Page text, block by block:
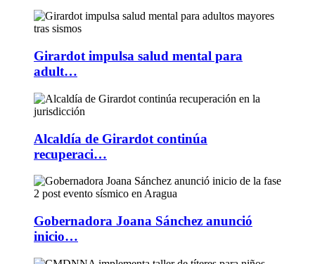
Girardot impulsa salud mental para
adult…
Alcaldía de Girardot continúa
recuperaci…
Gobernadora Joana Sánchez anunció
inicio…